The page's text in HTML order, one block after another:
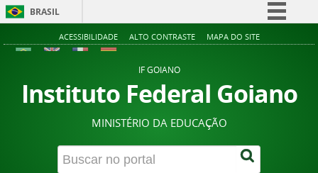
BRASIL
Simplifique!
Acesso à informação
Legislação
Canais
ACESSIBILIDADE ALTO CONTRASTE MAPA DO SITE
IF GOIANO
Instituto Federal Goiano
MINISTÉRIO DA EDUCAÇÃO